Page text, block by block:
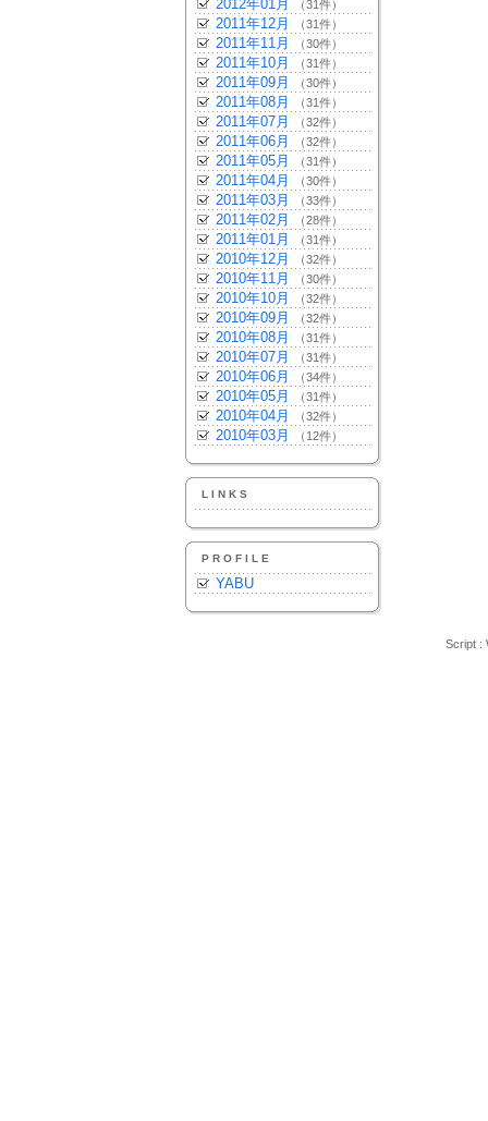
2012年01月 （31件）
2011年12月 （31件）
2011年11月 （30件）
2011年10月 （31件）
2011年09月 （30件）
2011年08月 （31件）
2011年07月 （32件）
2011年06月 （32件）
2011年05月 （31件）
2011年04月 （30件）
2011年03月 （33件）
2011年02月 （28件）
2011年01月 （31件）
2010年12月 （32件）
2010年11月 （30件）
2010年10月 （32件）
2010年09月 （32件）
2010年08月 （31件）
2010年07月 （31件）
2010年06月 （34件）
2010年05月 （31件）
2010年04月 （32件）
2010年03月 （12件）
LINKS
PROFILE
YABU
Script :